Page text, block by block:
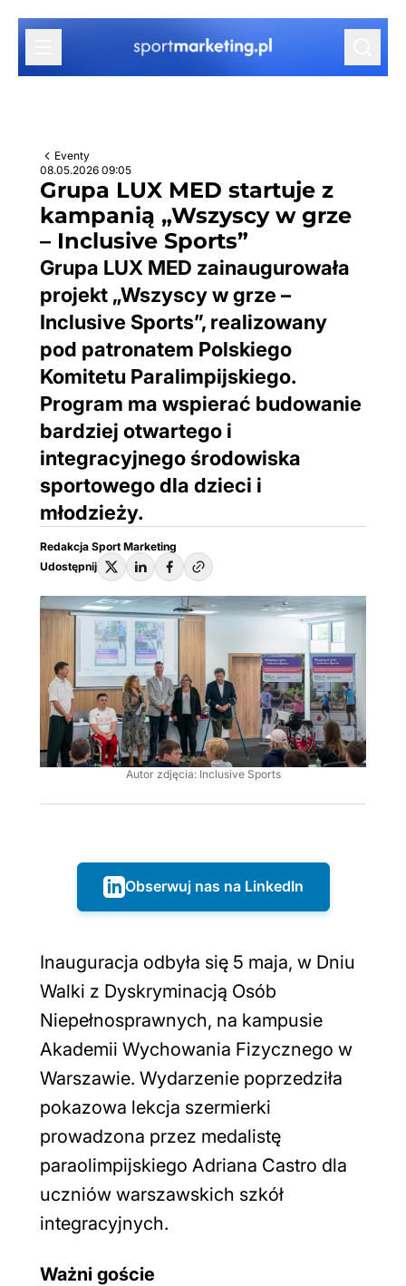
Przejdź do treści
Eventy
08.05.2026 09:05
Grupa LUX MED startuje z
kampanią „Wszyscy w grze
– Inclusive Sports”
Grupa LUX MED zainaugurowała
projekt „Wszyscy w grze –
Inclusive Sports”, realizowany
pod patronatem Polskiego
Komitetu Paralimpijskiego.
Program ma wspierać budowanie
bardziej otwartego i
integracyjnego środowiska
sportowego dla dzieci i
młodzieży.
Redakcja Sport Marketing
Udostępnij
Autor zdjęcia: Inclusive Sports
Obserwuj nas na LinkedIn
Inauguracja odbyła się 5 maja, w Dniu
Walki z Dyskryminacją Osób
Niepełnosprawnych, na kampusie
Akademii Wychowania Fizycznego w
Warszawie. Wydarzenie poprzedziła
pokazowa lekcja szermierki
prowadzona przez medalistę
paraolimpijskiego Adriana Castro dla
uczniów warszawskich szkół
integracyjnych.
Ważni goście